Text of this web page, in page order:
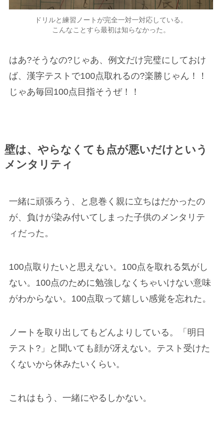
ドリルと練習ノートが完全一対一対応している。
こんなことすら最初は知らなかった。
はあ?そうなの?じゃあ、例文だけ完璧にしておけ
ば、漢字テストで100点取れるの?楽勝じゃん！！
じゃあ毎回100点目指そうぜ！！
壁は、やらなくても点が悪いだけという
メンタリティ
一緒に頑張ろう、と息巻く親に立ちはだかったの
が、負けが染み付いてしまった子供のメンタリテ
ィだった。
100点取りたいと思えない。100点を取れる気がし
ない。100点のために勉強しなくちゃいけない意味
がわからない。100点取って嬉しい感覚を忘れた。
ノートを取り出してもどんよりしている。「明日
テスト?」と聞いても顔が冴えない。テスト受けた
くないから休みたいくらい。
これはもう、一緒にやるしかない。